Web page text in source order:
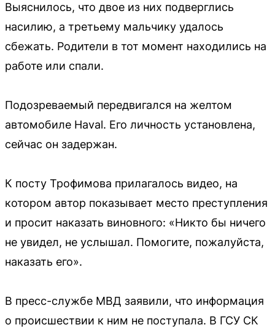
Выяснилось, что двое из них подверглись
насилию, а третьему мальчику удалось
сбежать. Родители в тот момент находились на
работе или спали.
Подозреваемый передвигался на желтом
автомобиле Haval. Его личность установлена,
сейчас он задержан.
К посту Трофимова прилагалось видео, на
котором автор показывает место преступления
и просит наказать виновного: «Никто бы ничего
не увидел, не услышал. Помогите, пожалуйста,
наказать его».
В пресс-службе МВД заявили, что информация
о происшествии к ним не поступала. В ГСУ СК